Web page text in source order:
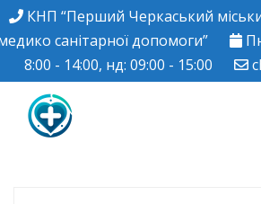
КНП “Перший Черкаський
санітарної допомоги”
8:00 - 14:00, нд: 09:00 - 15:00